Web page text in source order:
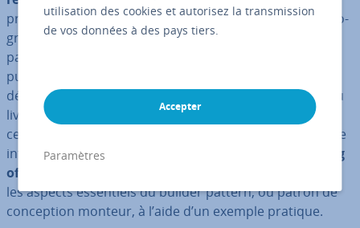
pro­gram­ma­tion orientée objet (POO). Ils fa­ci­li­tent la pro­
gram­ma­tion pour les dé­ve­lop­peurs : ainsi, vous n’avez
pas à repenser la routine de chaque étape ré­cur­rente
puisque des pro­prié­tés qui peuvent être modifiées ont
déjà été établies. Ces éléments de logiciel remontent au
livre « Design patterns. Catalogue des modèles de con­
cep­tion réu­ti­li­sables » sorti en 1994 et rédigé par quatre
in­for­ma­ti­ciens amé­ri­cains connus sous le nom de
Gang
of Four
les aspects es­sen­tiels du builder pattern, ou patron de
con­cep­tion monteur, à l’aide d’un exemple pratique.
utilisation des cookies et autorisez la transmission
de vos données à des pays tiers.
Accepter
Paramètres